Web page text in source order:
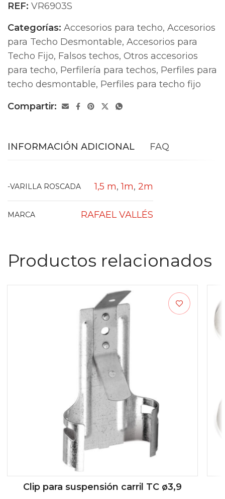
REF: VR6903S
Categorías: Accesorios para techo, Accesorios
para Techo Desmontable, Accesorios para
Techo Fijo, Falsos techos, Otros accesorios
para techo, Perfilería para techos, Perfiles para
techo desmontable, Perfiles para techo fijo
Compartir:
INFORMACIÓN ADICIONAL FAQ
-VARILLA ROSCADA 1,5 m,1m, 2m
MARCA RAFAEL VALLÉS
Productos relacionados
Clip para suspensión carril TC ø3,9